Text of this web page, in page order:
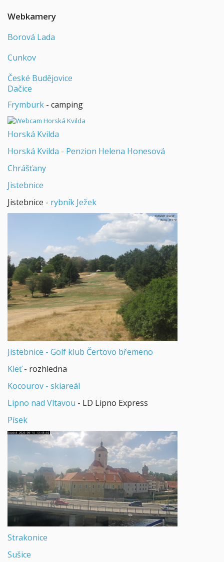
Webkamery
Borová Lada
Cunkov
České Budějovice
Dačice
Frymburk - camping
Horská Kvilda
Horská Kvilda - Penzion Helena Honesová
Chrášťany
Jistebnice
Jistebnice - rybník Ježek
Jistebnice - Golf klub Čertovo břemeno
Kleť- rozhledna
Kocourov - skiareál
Lipno nad Vltavou - LD Lipno Express
Písek
Strakonice
Sušice